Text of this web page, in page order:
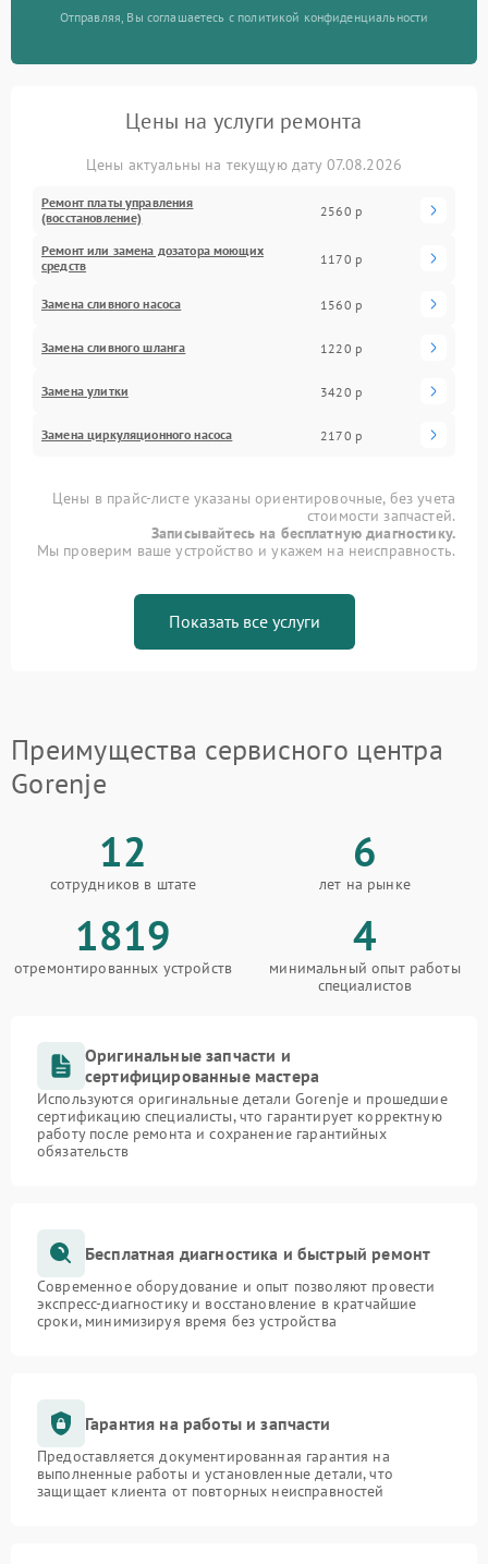
Отправляя, Вы соглашаетесь с политикой конфиденциальности
Цены на услуги ремонта
Цены актуальны на текущую дату 07.08.2026
Ремонт платы управления
(восстановление)
2560 р
Ремонт или замена дозатора моющих
средств
1170 р
Замена сливного насоса 1560 р
Замена сливного шланга 1220 р
Замена улитки 3420 р
Замена циркуляционного насоса 2170 р
Цены в прайс-листе указаны ориентировочные, без учета
стоимости запчастей.
Записывайтесь на бесплатную диагностику.
Мы проверим ваше устройство и укажем на неисправность.
Показать все услуги
Преимущества сервисного центра
Gorenje
12
сотрудников в штате
6
лет на рынке
1819
отремонтированных устройств
4
минимальный опыт работы
специалистов
Оригинальные запчасти и
сертифицированные мастера
Используются оригинальные детали Gorenje и прошедшие
сертификацию специалисты, что гарантирует корректную
работу после ремонта и сохранение гарантийных
обязательств
Бесплатная диагностика и быстрый ремонт
Современное оборудование и опыт позволяют провести
экспресс-диагностику и восстановление в кратчайшие
сроки, минимизируя время без устройства
Гарантия на работы и запчасти
Предоставляется документированная гарантия на
выполненные работы и установленные детали, что
защищает клиента от повторных неисправностей